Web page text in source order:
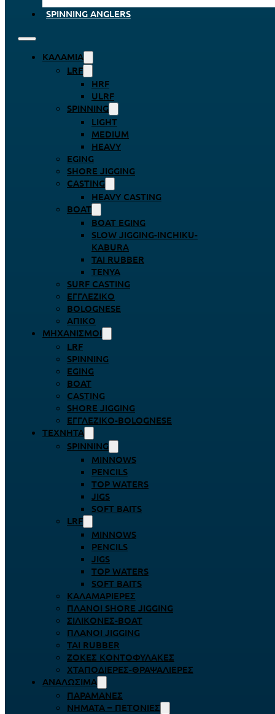
SPINNING ANGLERS
ΚΑΛΆΜΙΑ
LRF
HRF
ULRF
SPINNING
LIGHT
MEDIUM
HEAVY
EGING
SHORE JIGGING
CASTING
HEAVY CASTING
BOAT
BOAT EGING
SLOW JIGGING-INCHIKU-
KABURA
TAI RUBBER
TENYA
SURF CASTING
ΕΓΓΛΈΖΙΚΟ
BOLOGNESE
ΑΠΊΚΟ
ΜΗΧΑΝΙΣΜΟΊ
LRF
SPINNING
EGING
BOAT
CASTING
SHORE JIGGING
ΕΓΓΛΈΖΙΚΟ-BOLOGNESE
ΤΕΧΝΗΤΆ
SPINNING
MINNOWS
PENCILS
TOP WATERS
JIGS
SOFT BAITS
LRF
MINNOWS
PENCILS
JIGS
TOP WATERS
SOFT BAITS
ΚΑΛΑΜΑΡΙΈΡΕΣ
ΠΛΆΝΟΙ SHORE JIGGING
ΣΙΛΙΚΌΝΕΣ-BOAT
ΠΛΆΝΟΙ JIGGING
TAI RUBBER
ΖΌΚΕΣ ΚΟΝΤΟΦΎΛΑΚΕΣ
ΧΤΑΠΟΔΙΈΡΕΣ-ΘΡΑΨΑΛΙΈΡΕΣ
ΑΝΑΛΏΣΙΜΑ
ΠΑΡΑΜΆΝΕΣ
ΝΉΜΑΤΑ – ΠΕΤΟΝΙΈΣ